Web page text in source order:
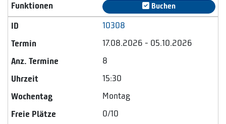
Buchen
10308
17.08.2026 - 05.10.2026
8
15:30
Montag
0/10